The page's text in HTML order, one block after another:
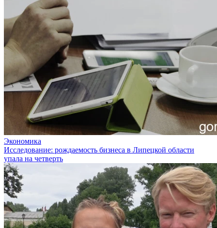
Экономика
Исследование: рождаемость бизнеса в Липецкой области
упала на четверть